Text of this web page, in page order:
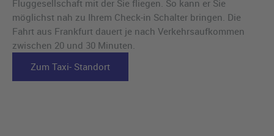
Fluggesellschaft mit der Sie fliegen. So kann er Sie
möglichst nah zu Ihrem Check-in Schalter bringen. Die
Fahrt aus Frankfurt dauert je nach Verkehrsaufkommen
zwischen 20 und 30 Minuten.
Zum Taxi- Standort